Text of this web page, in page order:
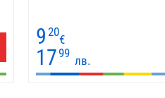
9 20
€
1799
лв.